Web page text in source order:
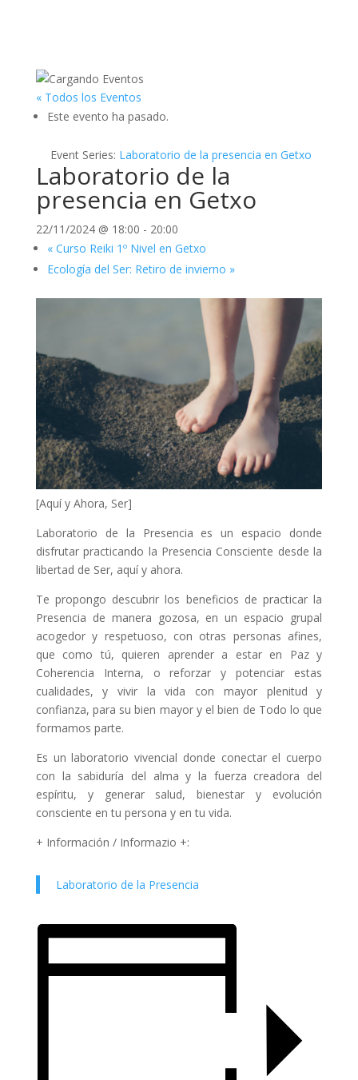
« Todos los Eventos
Este evento ha pasado.
Event Series: Laboratorio de la presencia en Getxo
Laboratorio de la
presencia en Getxo
22/11/2024 @ 18:00 - 20:00
«Curso Reiki 1º Nivel en Getxo
Ecología del Ser: Retiro de invierno »
[Aquí y Ahora, Ser]
Laboratorio de la Presencia es un espacio donde
disfrutar practicando la Presencia Consciente desde la
libertad de Ser, aquí y ahora.
Te propongo descubrir los beneficios de practicar la
Presencia de manera gozosa, en un espacio grupal
acogedor y respetuoso, con otras personas afines,
que como tú, quieren aprender a estar en Paz y
Coherencia Interna, o reforzar y potenciar estas
cualidades, y vivir la vida con mayor plenitud y
confianza, para su bien mayor y el bien de Todo lo que
formamos parte.
Es un laboratorio vivencial donde conectar el cuerpo
con la sabiduría del alma y la fuerza creadora del
espíritu, y generar salud, bienestar y evolución
consciente en tu persona y en tu vida.
+ Información / Informazio +:
Laboratorio de la Presencia